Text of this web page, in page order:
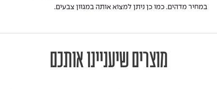
במחיר מדהים. כמו כן ניתן למצוא אותה במגוון צבעים.
מוצרים שיעניינו אותכם